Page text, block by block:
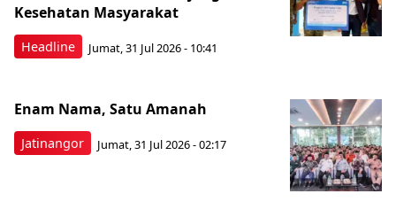
Headline
Kesehatan Masyarakat ​
Jumat, 31 Jul 2026 - 10:41
Jatinangor
Enam Nama, Satu Amanah
Jumat, 31 Jul 2026 - 02:17